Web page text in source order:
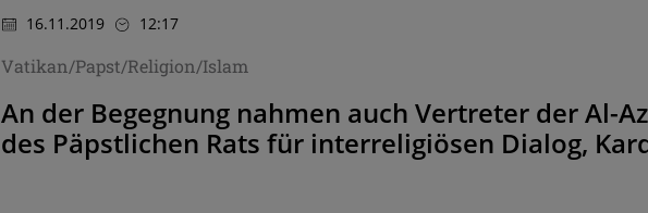
16.11.2019 12:17
Vatikan/Papst/Religion/Islam
An der Begegnung nahmen auch Vertreter der Al-
des Päpstlichen Rats für interreligiösen Dialog,